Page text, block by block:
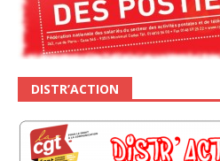
DISTR’ACTION